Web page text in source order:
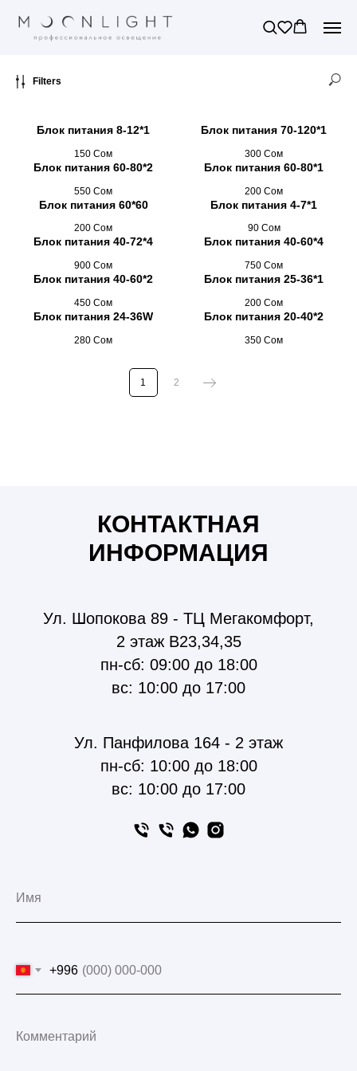
Filters
Блок питания 8-12*1
150 Сом
Блок питания 70-120*1
300 Сом
Блок питания 60-80*2
550 Сом
Блок питания 60-80*1
200 Сом
Блок питания 60*60
200 Сом
Блок питания 4-7*1
90 Сом
Блок питания 40-72*4
900 Сом
Блок питания 40-60*4
750 Сом
Блок питания 40-60*2
450 Сом
Блок питания 25-36*1
200 Сом
Блок питания 24-36W
280 Сом
Блок питания 20-40*2
350 Сом
1 2
КОНТАКТНАЯ
ИНФОРМАЦИЯ
Ул. Шопокова 89 - ТЦ Мегакомфорт,
2 этаж В23,34,35
пн-сб: 09:00 до 18:00
вс: 10:00 до 17:00
Ул. Панфилова 164 - 2 этаж
пн-сб: 10:00 до 18:00
вс: 10:00 до 17:00
+996